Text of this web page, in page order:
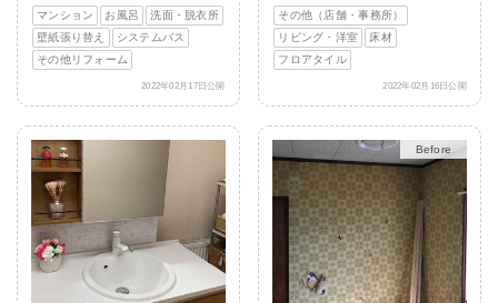
マンション
お風呂
洗面・脱衣所
壁紙張り替え
システムバス
その他リフォーム
2022年02月17日公開
その他（店舗・事務所）
リビング・洋室
床材
フロアタイル
2022年02月16日公開
After